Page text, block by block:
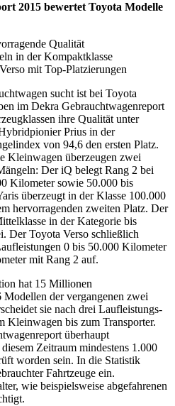
2015 bewertet Toyota Modelle
Qualität
in der Kompaktklasse
mit Top-Platzierungen
sucht ist bei Toyota
im Dekra Gebrauchtwagenreport
ihre Qualität unter
Prius in der
von 94,6 den ersten Platz.
Kleinwagen überzeugen zwei
Der iQ belegt Rang 2 bei
Kilometer sowie 50.000 bis
überzeugt in der Klasse 100.000
hervorragenden zweiten Platz. Der
in der Kategorie bis
Der Toyota Verso schließlich
0 bis 50.000 Kilometer
mit Rang 2 auf.
hat 15 Millionen
der vergangenen zwei
sie nach drei Laufleistungs-
Kleinwagen bis zum Transporter.
überhaupt
Zeitraum mindestens 1.000
worden sein. In die Statistik
Fahrtzeuge ein.
wie beispielsweise abgefahrenen